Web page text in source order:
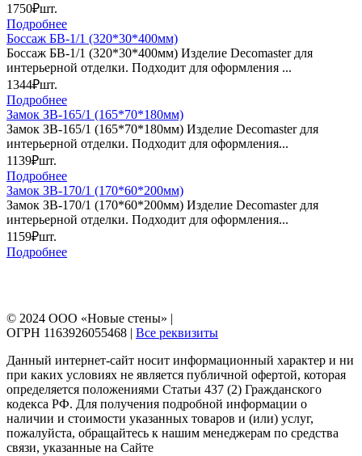
1750₽шт.
Подробнее
Боссаж БВ-1/1 (320*30*400мм)
Боссаж БВ-1/1 (320*30*400мм) Изделие Decomaster для
интерьерной отделки. Подходит для оформления ...
1344₽шт.
Подробнее
Замок ЗВ-165/1 (165*70*180мм)
Замок ЗВ-165/1 (165*70*180мм) Изделие Decomaster для
интерьерной отделки. Подходит для оформления...
1139₽шт.
Подробнее
Замок ЗВ-170/1 (170*60*200мм)
Замок ЗВ-170/1 (170*60*200мм) Изделие Decomaster для
интерьерной отделки. Подходит для оформления...
1159₽шт.
Подробнее
© 2024 ООО «Новые стены» |
ОГРН 1163926055468 | Все реквизиты
Данный интернет-сайт носит информационный характер и ни
при каких условиях не является публичной офертой, которая
определяется положениями Статьи 437 (2) Гражданского
кодекса РФ. Для получения подробной информации о
наличии и стоимости указанных товаров и (или) услуг,
пожалуйста, обращайтесь к нашим менеджерам по средства
связи, указанные на Сайте